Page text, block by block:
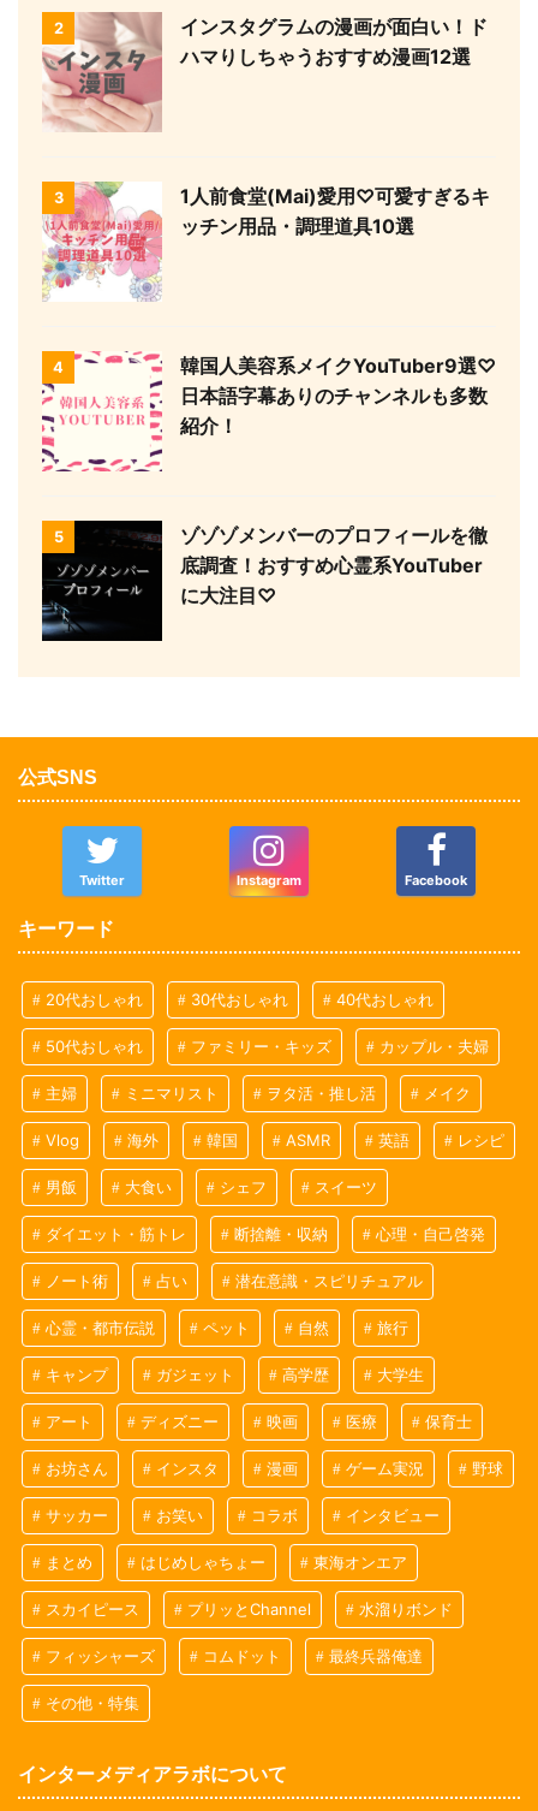
2
インスタグラムの漫画が面白い！ド
ハマりしちゃうおすすめ漫画12選
3
1人前食堂(Mai)愛用♡可愛すぎるキ
ッチン用品・調理道具10選
4
韓国人美容系メイクYouTuber9選♡
日本語字幕ありのチャンネルも多数
紹介！
5
ゾゾゾメンバーのプロフィールを徹
底調査！おすすめ心霊系YouTuber
に大注目♡
公式SNS
Twitter Instagram Facebook
キーワード
20代おしゃれ 30代おしゃれ 40代おしゃれ
50代おしゃれ ファミリー・キッズ カップル・夫婦
主婦 ミニマリスト ヲタ活・推し活 メイク
Vlog 海外 韓国 ASMR 英語 レシピ
男飯 大食い シェフ スイーツ
ダイエット・筋トレ 断捨離・収納 心理・自己啓発
ノート術 占い 潜在意識・スピリチュアル
心霊・都市伝説 ペット 自然 旅行
キャンプ ガジェット 高学歴 大学生
アート ディズニー 映画 医療 保育士
お坊さん インスタ 漫画 ゲーム実況 野球
サッカー お笑い コラボ インタビュー
まとめ はじめしゃちょー 東海オンエア
スカイピース プリッとChannel 水溜りボンド
フィッシャーズ コムドット 最終兵器俺達
その他・特集
インターメディアラボについて